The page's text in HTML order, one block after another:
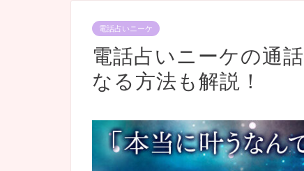
電話占いニーケ
電話占いニーケの通
なる方法も解説！